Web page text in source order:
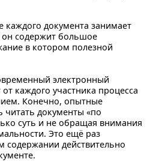
документа занимает
содержит большое
в котором полезной
электронный
каждого участника процесса
Конечно, опытные
читать документы «по
суть и не обращая внимания
Это ещё раз
содержании действительно